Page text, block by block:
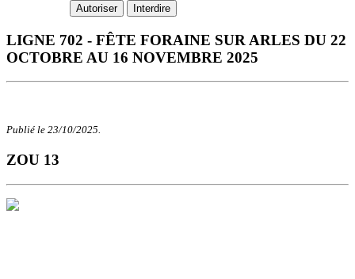
Autoriser Interdire
LIGNE 702 - FÊTE FORAINE SUR ARLES DU 22
OCTOBRE AU 16 NOVEMBRE 2025
Publié le 23/10/2025.
ZOU 13